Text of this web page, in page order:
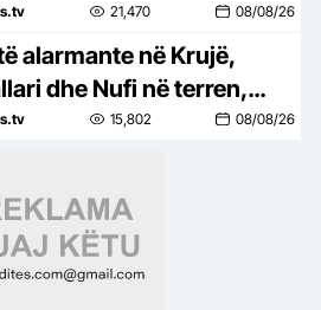
21,470 08/08/26
alarmante në Krujë,
dhe Nufi në terren,
pë evakuim
15,802 08/08/26